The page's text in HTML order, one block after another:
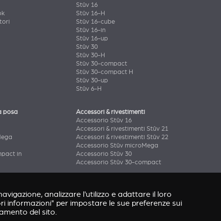
Stûv 16
Stûv 16-H
Stûv 16-cube
Stûv 16-in
Stûv 16-up
Stûv 30
Stûv 30-H
Stûv 30-compact
Stûv 30-compact H
Stûv 30-up
Stûv 6-H
posa
in
Accessori & rivestimenti
Accessorio Stûv 16
Accessori & rivestimenti Stûv 21
Accessori & rivestimenti Stûv 22
Accessorio Stûv microMega
Accessorio Stûv 30
Accessorio Stûv 30-compact
analizzare l'utilizzo e adattare il loro
informazioni" per impostare le sue preferenze sui
del sito.